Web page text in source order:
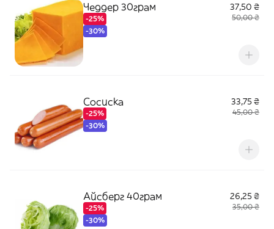
Чеддер 30грам
-25%
-30%
37,50 ₴
50,00 ₴
Сосиска
-25%
-30%
33,75 ₴
45,00 ₴
Айсберг 40грам
-25%
-30%
26,25 ₴
35,00 ₴